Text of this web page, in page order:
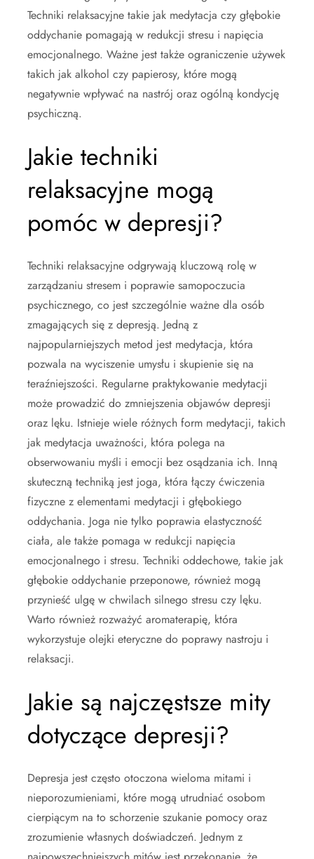
Techniki relaksacyjne takie jak medytacja czy głębokie
oddychanie pomagają w redukcji stresu i napięcia
emocjonalnego. Ważne jest także ograniczenie używek
takich jak alkohol czy papierosy, które mogą
negatywnie wpływać na nastrój oraz ogólną kondycję
psychiczną.
Jakie techniki
relaksacyjne mogą
pomóc w depresji?
Techniki relaksacyjne odgrywają kluczową rolę w
zarządzaniu stresem i poprawie samopoczucia
psychicznego, co jest szczególnie ważne dla osób
zmagających się z depresją. Jedną z
najpopularniejszych metod jest medytacja, która
pozwala na wyciszenie umysłu i skupienie się na
teraźniejszości. Regularne praktykowanie medytacji
może prowadzić do zmniejszenia objawów depresji
oraz lęku. Istnieje wiele różnych form medytacji, takich
jak medytacja uważności, która polega na
obserwowaniu myśli i emocji bez osądzania ich. Inną
skuteczną techniką jest joga, która łączy ćwiczenia
fizyczne z elementami medytacji i głębokiego
oddychania. Joga nie tylko poprawia elastyczność
ciała, ale także pomaga w redukcji napięcia
emocjonalnego i stresu. Techniki oddechowe, takie jak
głębokie oddychanie przeponowe, również mogą
przynieść ulgę w chwilach silnego stresu czy lęku.
Warto również rozważyć aromaterapię, która
wykorzystuje olejki eteryczne do poprawy nastroju i
relaksacji.
Jakie są najczęstsze mity
dotyczące depresji?
Depresja jest często otoczona wieloma mitami i
nieporozumieniami, które mogą utrudniać osobom
cierpiącym na to schorzenie szukanie pomocy oraz
zrozumienie własnych doświadczeń. Jednym z